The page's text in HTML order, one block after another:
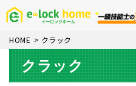
Skip
content
HOME > クラック
クラック